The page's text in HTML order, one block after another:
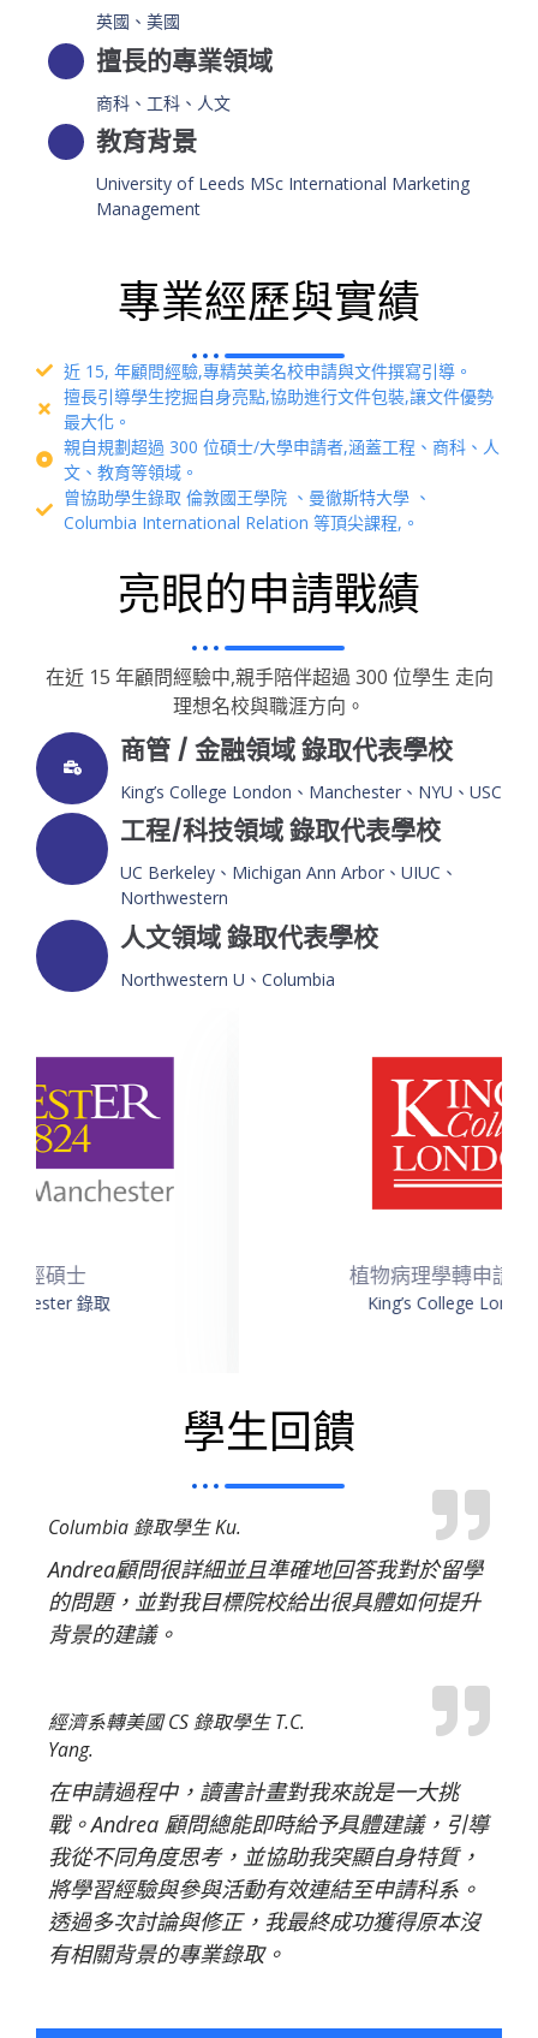
英國、美國
擅長的專業領域
商科、工科、人文
教育背景
University of Leeds MSc International Marketing
Management
專業經歷與實績
近 15, 年顧問經驗,專精英美名校申請與文件撰寫引導。
擅長引導學生挖掘自身亮點,協助進行文件包裝,讓文件優勢
最大化。
親自規劃超過 300 位碩士/大學申請者,涵蓋工程、商科、人
文、教育等領域。
曾協助學生錄取 倫敦國王學院 、曼徹斯特大學 、
Columbia International Relation 等頂尖課程,。
亮眼的申請戰績
在近 15 年顧問經驗中,親手陪伴超過 300 位學生 走向
理想名校與職涯方向。
商管 / 金融領域 錄取代表學校
King’s College London、Manchester、NYU、USC
工程/科技領域 錄取代表學校
UC Berkeley、Michigan Ann Arbor、UIUC、
Northwestern
人文領域 錄取代表學校
Northwestern U、Columbia
植物病理學轉申請商學碩士
King’s College London 錄取
學生回饋
Columbia 錄取學生 Ku.
Andrea顧問很詳細並且準確地回答我對於留學
的問題，並對我目標院校給出很具體如何提升
背景的建議。
經濟系轉美國 CS 錄取學生 T.C.
Yang.
在申請過程中，讀書計畫對我來說是一大挑
戰。Andrea 顧問總能即時給予具體建議，引導
我從不同角度思考，並協助我突顯自身特質，
將學習經驗與參與活動有效連結至申請科系。
透過多次討論與修正，我最終成功獲得原本沒
有相關背景的專業錄取。